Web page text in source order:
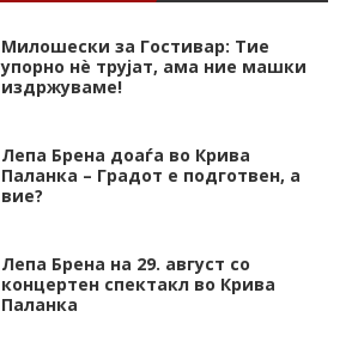
Милошески за Гостивар: Тие
упорно нѐ трујат, ама ние машки
издржуваме!
Лепа Брена доаѓа во Крива
Паланка – Градот е подготвен, а
вие?
Лепа Брена на 29. август со
концертен спектакл во Крива
Паланка